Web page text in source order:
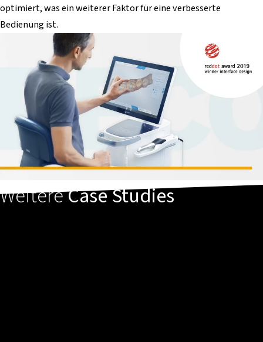
optimiert, was ein weiterer Faktor für eine verbesserte
Bedienung ist.
WeitereCase Studies